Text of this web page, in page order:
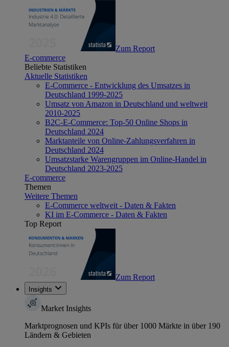
Zum Report
E-commerce
Beliebte Statistiken
Aktuelle Statistiken
E-Commerce - Entwicklung des Umsatzes in
Deutschland 1999-2025
Umsatz von Amazon in Deutschland und weltweit
2010-2025
B2C-E-Commerce: Top-50 Online Shops in
Deutschland 2024
Marktanteile von Online-Zahlungsverfahren in
Deutschland 2024
Umsatzstarke Warengruppen im Online-Handel in
Deutschland 2023-2025
E-commerce
Themen
Weitere Themen
E-Commerce weltweit - Daten & Fakten
KI im E-Commerce - Daten & Fakten
Top Report
Zum Report
Insights
Market Insights
Marktprognosen und KPIs für über 1000 Märkte in über 190
Ländern & Gebieten